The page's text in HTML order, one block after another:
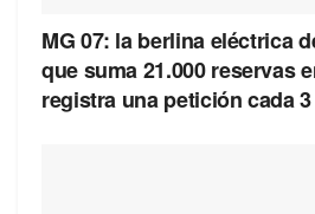
MG 07: la berlina eléctrica
que suma 21.000 reservas
registra una petición cada